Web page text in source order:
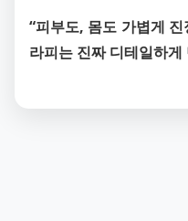
“피부도, 몸도 가볍게
라피는 진짜 디테일하게